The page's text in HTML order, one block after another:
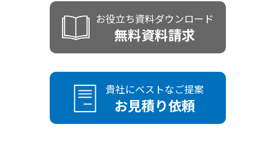
お役立ち資料ダウンロード
無料資料請求
貴社にベストなご提案
お見積り依頼